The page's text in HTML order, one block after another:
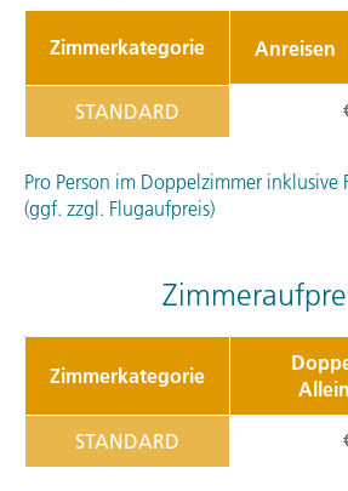
Zimmerkategorie Anreisen
STANDARD
Pro Person im Doppelzimmer inklusive
(ggf. zzgl. Flugaufpreis)
Zimmerkategorie
STANDARD